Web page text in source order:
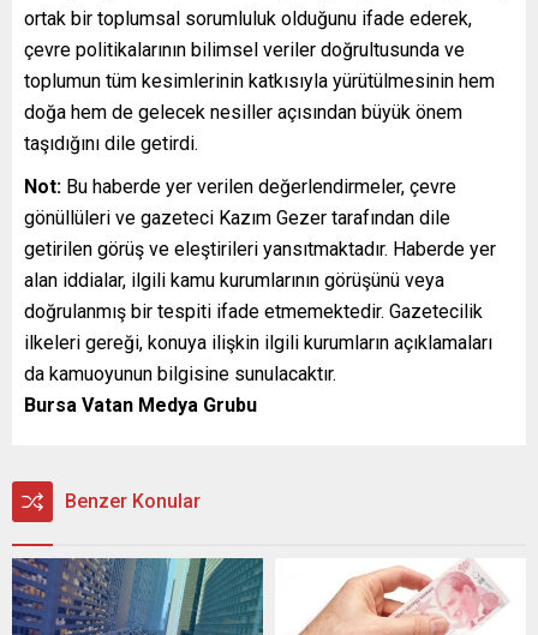
ortak bir toplumsal sorumluluk olduğunu ifade ederek,
çevre politikalarının bilimsel veriler doğrultusunda ve
toplumun tüm kesimlerinin katkısıyla yürütülmesinin hem
doğa hem de gelecek nesiller açısından büyük önem
taşıdığını dile getirdi.
Not: Bu haberde yer verilen değerlendirmeler, çevre
gönüllüleri ve gazeteci Kazım Gezer tarafından dile
getirilen görüş ve eleştirileri yansıtmaktadır. Haberde yer
alan iddialar, ilgili kamu kurumlarının görüşünü veya
doğrulanmış bir tespiti ifade etmemektedir. Gazetecilik
ilkeleri gereği, konuya ilişkin ilgili kurumların açıklamaları
da kamuoyunun bilgisine sunulacaktır.
Bursa Vatan Medya Grubu
Benzer Konular